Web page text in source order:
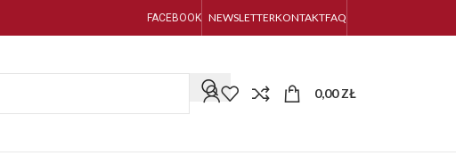
FACEBOOK NEWSLETTERKONTAKTFAQ
0,00ZŁ